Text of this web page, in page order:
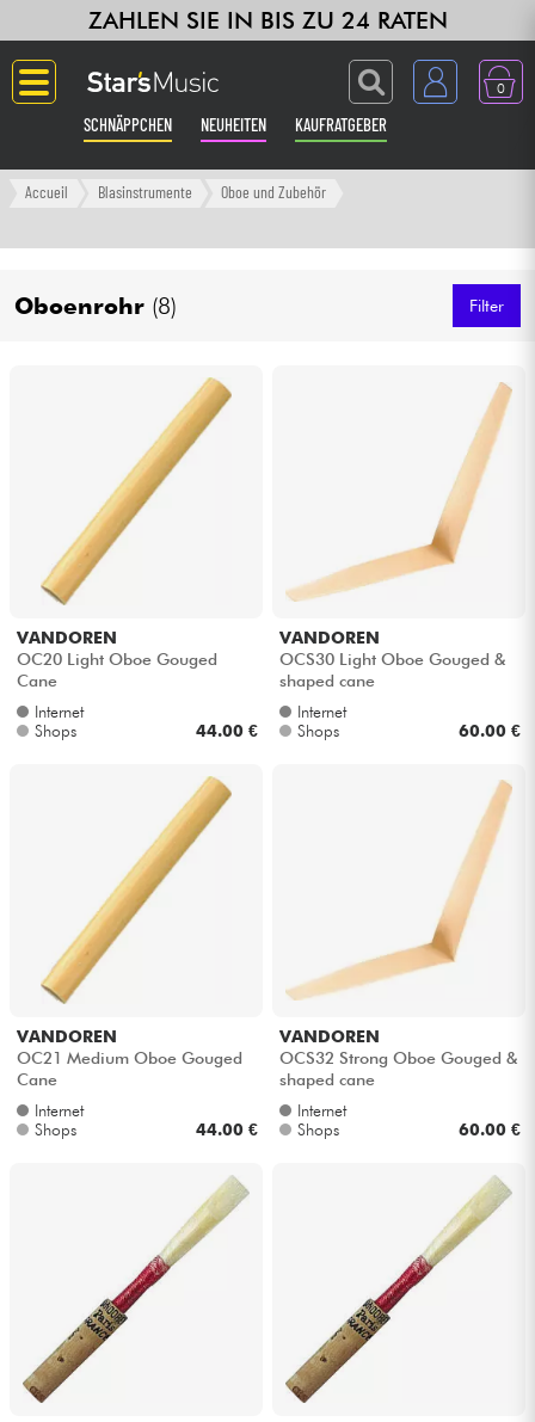
ZAHLEN SIE IN BIS ZU 24 RATEN
0
SCHNÄPPCHEN NEUHEITEN KAUFRATGEBER
Langue
Verstärker & Effekte
Synths & samplers
Studio
Kopfhörer
Drums
Blasinstrumente
Kinder
Kabel & Zubehöre
Sehen Sie sich unsere Marken an
Accueil Blasinstrumente Oboe und Zubehör
Oboenrohr (8) Filter
VANDOREN
OC20 Light Oboe Gouged
Cane
Internet
Shops
44.00 €
VANDOREN
OCS30 Light Oboe Gouged &
shaped cane
Internet
Shops
60.00 €
VANDOREN
OC21 Medium Oboe Gouged
Cane
Internet
Shops
44.00 €
VANDOREN
OCS32 Strong Oboe Gouged &
shaped cane
Internet
Shops
60.00 €